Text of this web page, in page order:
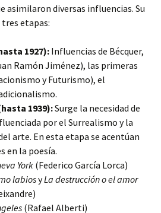
asimilaron diversas influencias. Su
etapas:
1927): Influencias de Bécquer,
Ramón Jiménez), las primeras
y Futurismo), el
1939):Surge la necesidad de
por el Surrealismo y la
arte. En esta etapa se acentúan
en la poesía.
York(Federico García Lorca)
labiosyLa destrucción o el amor
(Rafael Alberti)